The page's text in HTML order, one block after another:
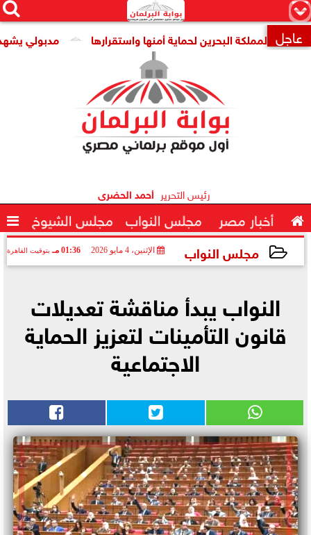
×


 عاجل مدبولي يشهد توقيع البحرين لحماية أمنها واستقرارها
رئيس التحرير أحمد الحضرى
 أخبار مصر مجلس النواب مجلس الشيوخ 
مجلس النواب الإثنين، 4 مايو 2026 01:36 مـ بتوقيت القاهرة
النواب يبدأ مناقشة تعديلات
قانون التأمينات لتعزيز الحماية
الاجتماعية